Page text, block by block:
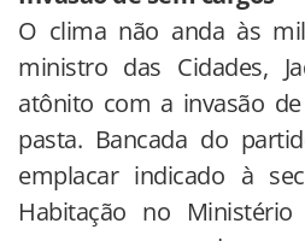
O clima não anda às
ministro das Cidades,
atônito com a invasão
pasta. Bancada do
emplacar indicado à
Habitação no